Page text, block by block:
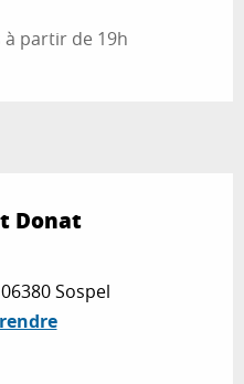
partir de 19h
Donat
Sospel